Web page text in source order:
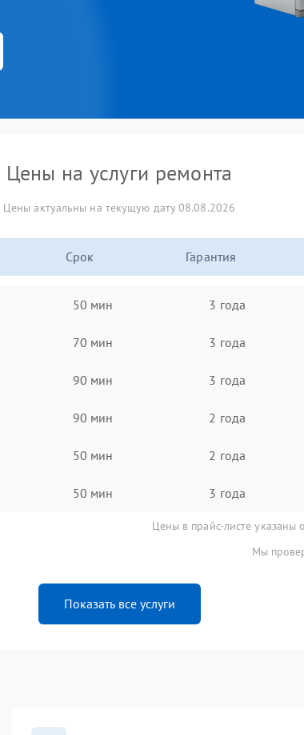
Цены на услуги ремонта
Цены актуальны на текущую дату 08.08.2026
Срок Гарантия
50 мин 3 года
70 мин 3 года
90 мин 3 года
90 мин 2 года
50 мин 2 года
50 мин 3 года
Цены в прайс-листе указаны
Мы
Показать все услуги